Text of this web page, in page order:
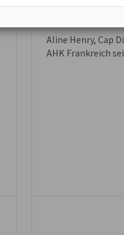
VIDEO
Aline Henry, Cap
AHK Frankreich